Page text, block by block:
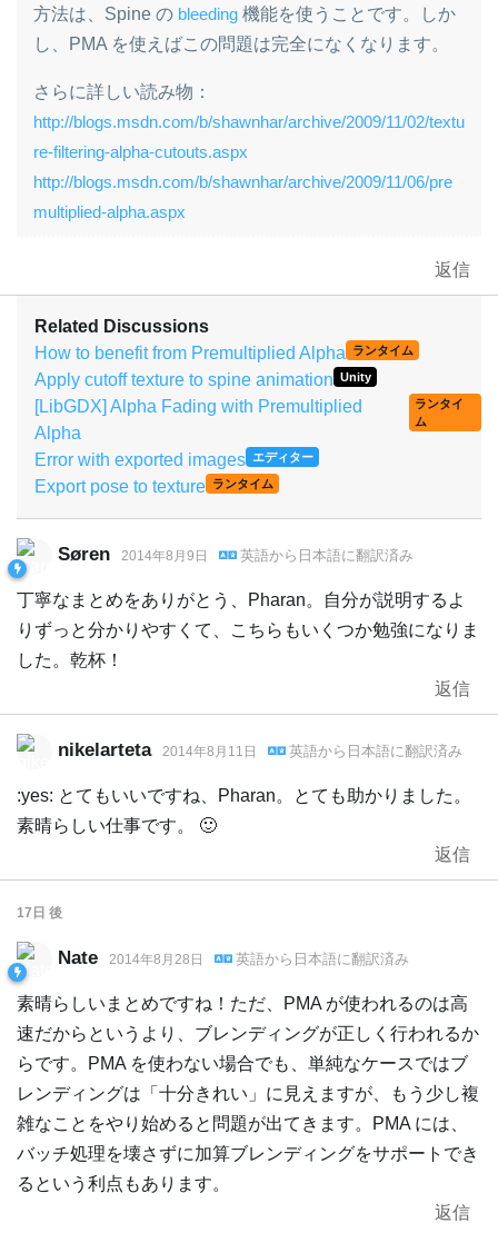
方法は、Spine の bleeding 機能を使うことです。しか
し、PMA を使えばこの問題は完全になくなります。
さらに詳しい読み物：
http://blogs.msdn.com/b/shawnhar/archive/2009/11/02/textu
re-filtering-alpha-cutouts.aspx
http://blogs.msdn.com/b/shawnhar/archive/2009/11/06/pre
multiplied-alpha.aspx
返信
Related Discussions
How to benefit from Premultiplied Alpha
ランタイム
Apply cutoff texture to spine animation Unity
[LibGDX] Alpha Fading with Premultiplied
Alpha
ランタイ
ム
Error with exported images エディター
Export pose to texture ランタイム
Søren 2014年8月9日 英語から 日本語に翻訳済み
丁寧なまとめをありがとう、Pharan。自分が説明するよ
りずっと分かりやすくて、こちらもいくつか勉強になりま
した。乾杯！
返信
nikelarteta 2014年8月11日 英語から 日本語に翻訳済み
:yes: とてもいいですね、Pharan。とても助かりました。
素晴らしい仕事です。 🙂
返信
17日 後
Nate 2014年8月28日 英語から 日本語に翻訳済み
素晴らしいまとめですね！ただ、PMA が使われるのは高
速だからというより、ブレンディングが正しく行われるか
らです。PMA を使わない場合でも、単純なケースではブ
レンディングは「十分きれい」に見えますが、もう少し複
雑なことをやり始めると問題が出てきます。PMA には、
バッチ処理を壊さずに加算ブレンディングをサポートでき
るという利点もあります。
返信